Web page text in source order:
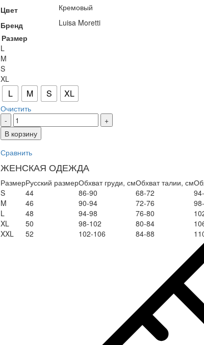
Цвет
Кремовый
Бренд
Luisa Moretti
Размер
L
M
S
XL
L M S XL
Очистить
Количество
товара
Пижама
CREAM
В корзину
Сравнить
ЖЕНСКАЯ ОДЕЖДА
РазмерРусский размерОбхват груди, смОбхват талии, см
S
44 86-90 68-72
M
46 90-94 72-76
L
48 94-98 76-80
XL
50 98-102 80-84
XXL
52 102-106 84-88